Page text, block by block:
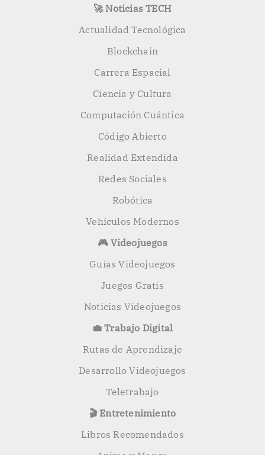
🚀 Noticias TECH
Actualidad Tecnológica
Blockchain
Carrera Espacial
Ciencia y Cultura
Computación Cuántica
Código Abierto
Realidad Extendida
Redes Sociales
Robótica
Vehículos Modernos
🎮 Videojuegos
Guías Videojuegos
Juegos Gratis
Noticias Videojuegos
💼 Trabajo Digital
Rutas de Aprendizaje
Desarrollo Videojuegos
Teletrabajo
🎬 Entretenimiento
Libros Recomendados